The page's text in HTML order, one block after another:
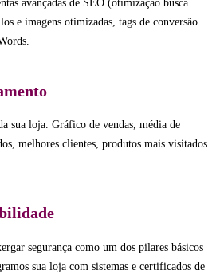
avançadas de SEO (otimização busca
e imagens otimizadas, tags de conversão
sua loja. Gráfico de vendas, média de
melhores clientes, produtos mais visitados
segurança como um dos pilares básicos
sua loja com sistemas e certificados de